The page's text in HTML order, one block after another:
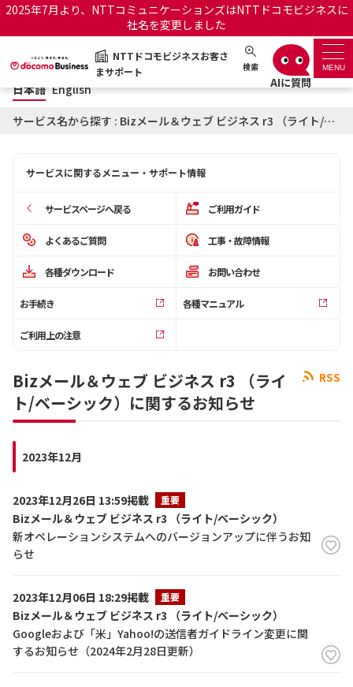
2025年7月より、NTTコミュニケーションズはNTTドコモビジネスに
社名を変更しました
NTTドコモビジネスお客さ
まサポート
検索 MENU
NTTドコモビジネスお客さまサポート 日本語 English
サポートトップ
お知らせ サポートサイトの使い方
OCNのお客さまはこちら
工事・故障情報通知サー
オフィシャルサイト
日本語 English
サービス名から探す : Bizメール＆ウェブ ビジネス r3 （ライト/ベーシック）に関するお知らせ
サービスに関するメニュー・サポート情報
サービスページへ戻る ご利用ガイド
よくあるご質問 工事・故障情報
各種ダウンロード お問い合わせ
お手続き 各種マニュアル
ご利用上の注意
RSS
Bizメール＆ウェブ ビジネス r3 （ライ
ト/ベーシック）に関するお知らせ
2023年12月
2023年12月26日 13:59掲載 重要
Bizメール＆ウェブ ビジネス r3 （ライト/ベーシック）
新オペレーションシステムへのバージョンアップに伴うお知
らせ
2023年12月06日 18:29掲載 重要
Bizメール＆ウェブ ビジネス r3 （ライト/ベーシック）
Googleおよび「米」Yahoo!の送信者ガイドライン変更に関
するお知らせ（2024年2月28日更新）